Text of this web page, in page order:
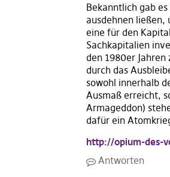
Bekanntlich gab
ausdehnen ließen,
eine für den
Sachkapitalien
den 1980er
durch das
sowohl innerhalb
Ausmaß erreicht,
Armageddon)
dafür ein
http://opium-des-
Antworten